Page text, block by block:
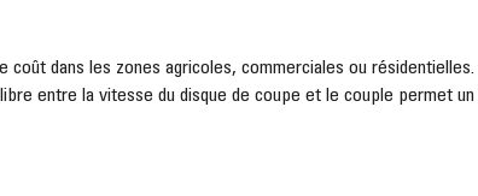
dans les zones agricoles, commerciales ou
entre la vitesse du disque de coupe et le couple permet